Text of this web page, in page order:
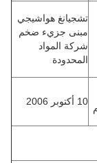
تشجيانغ هواشيجي
مبنى جزيء ضخم
شركة المواد
المحدودة
10 أكتوبر 2006